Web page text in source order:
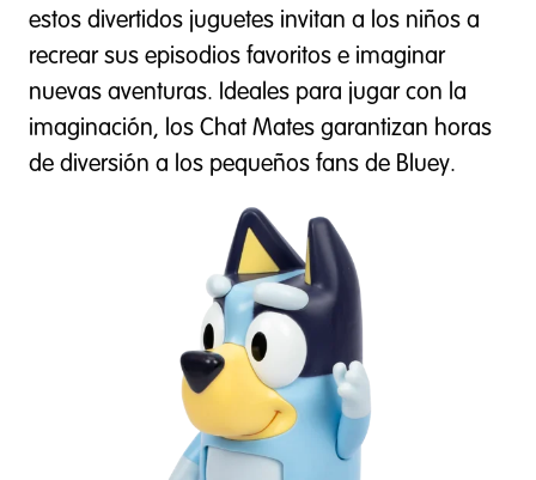
estos divertidos juguetes invitan a los niños a
recrear sus episodios favoritos e imaginar
nuevas aventuras. Ideales para jugar con la
imaginación, los Chat Mates garantizan horas
de diversión a los pequeños fans de Bluey.